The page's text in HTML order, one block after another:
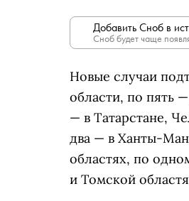
Добавить Сноб в
Сноб будет чаще
Новые случаи
области, по пять
— в Татарстане,
два — в Ханты-
областях, по
и Томской